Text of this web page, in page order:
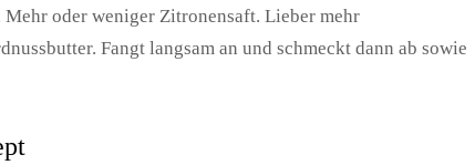
oder weniger Zitronensaft. Lieber mehr
Fangt langsam an und schmeckt dann ab sowie